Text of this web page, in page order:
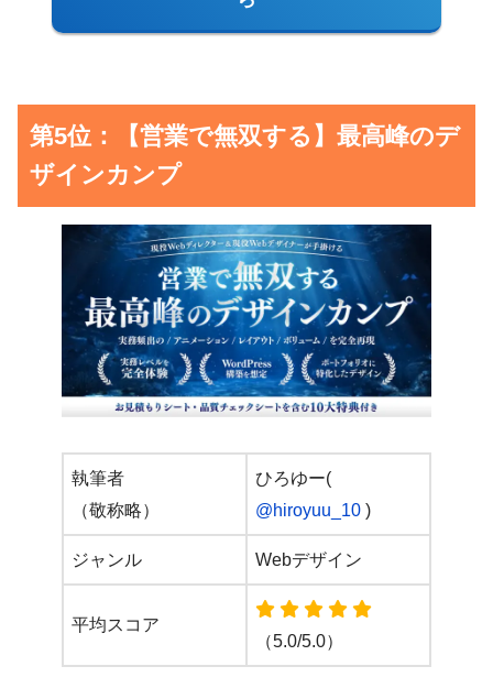
第5位：【営業で無双する】最高峰のデ
ザインカンプ
執筆者
（敬称略）
ひろゆー(
@hiroyuu_10 )
ジャンル Webデザイン
平均スコア
（5.0/5.0）